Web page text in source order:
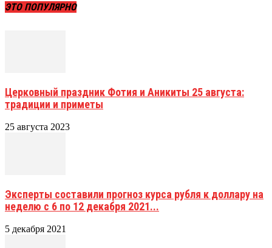
ЭТО ПОПУЛЯРНО
Церковный праздник Фотия и Аникиты 25 августа:
традиции и приметы
25 августа 2023
Эксперты составили прогноз курса рубля к доллару на
неделю с 6 по 12 декабря 2021...
5 декабря 2021